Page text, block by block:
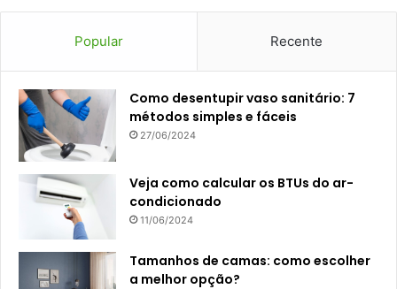
Popular Recente
Como desentupir vaso sanitário: 7
métodos simples e fáceis
27/06/2024
Veja como calcular os BTUs do ar-
condicionado
11/06/2024
Tamanhos de camas: como escolher
a melhor opção?